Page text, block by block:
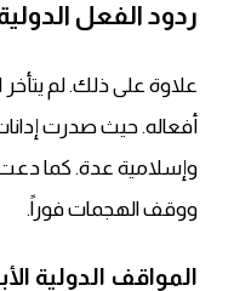
ردود الفعل
علاوة على ذلك. لم يتأخر
أفعاله. حيث صدرت
وإسلامية عدة. كما
ووقف الهجمات فوراً.
المواقف الدولية